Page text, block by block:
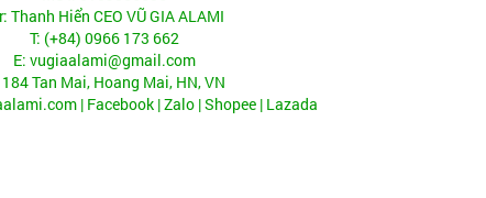
Thanh Hiển CEO VŨ GIA ALAMI
T: (+84) 0966 173 662
E: vugiaalami@gmail.com
Tan Mai, Hoang Mai, HN, VN
| Facebook | Zalo |Shopee | Lazada